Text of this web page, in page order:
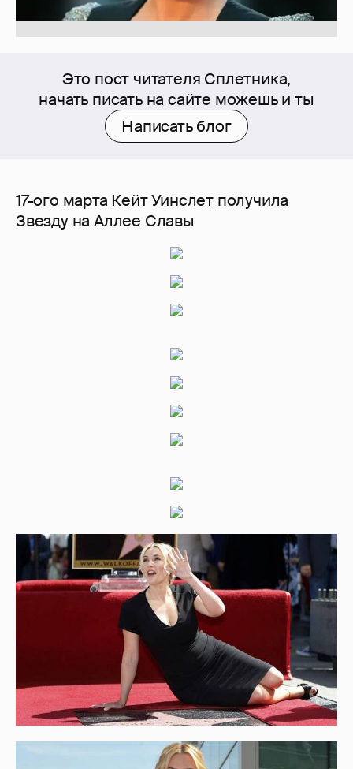
Это пост читателя Сплетника,
начать писать на сайте можешь и ты
Написать блог
17-ого марта Кейт Уинслет получила
Звезду на Аллее Славы